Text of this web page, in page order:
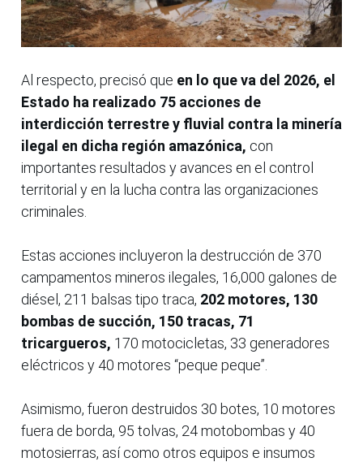
Al respecto, precisó que en lo que va del 2026, el
Estado ha realizado 75 acciones de
interdicción terrestre y fluvial contra la minería
ilegal en dicha región amazónica, con
importantes resultados y avances en el control
territorial y en la lucha contra las organizaciones
criminales.
Estas acciones incluyeron la destrucción de 370
campamentos mineros ilegales, 16,000 galones de
diésel, 211 balsas tipo traca, 202 motores, 130
bombas de succión, 150 tracas, 71
tricargueros, 170 motocicletas, 33 generadores
eléctricos y 40 motores “peque peque”.
Asimismo, fueron destruidos 30 botes, 10 motores
fuera de borda, 95 tolvas, 24 motobombas y 40
motosierras, así como otros equipos e insumos